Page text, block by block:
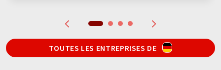
TOUTES LES ENTREPRISES DE